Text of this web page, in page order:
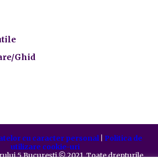
Ghid
cu caracter personal| Politica de
utilizare cookie-uri
5 București©️2021. Toate drepturile